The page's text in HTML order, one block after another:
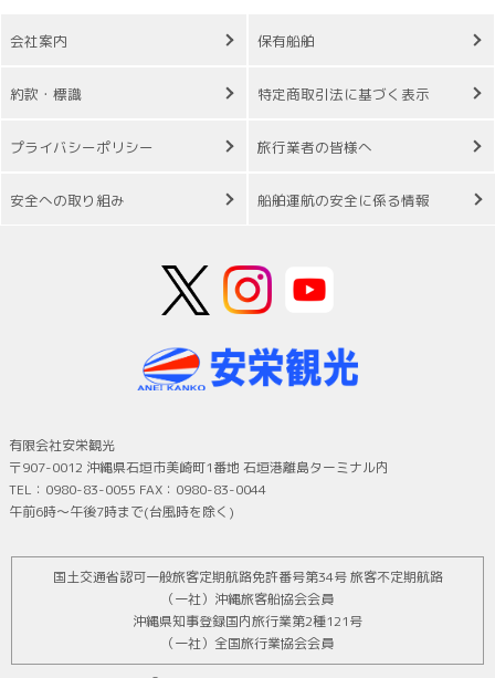
会社案内 保有船舶
約款・標識 特定商取引法に基づく表示
プライバシーポリシー 旅行業者の皆様へ
安全への取り組み 船舶運航の安全に係る情報
有限会社安栄観光
〒907-0012 沖縄県石垣市美崎町1番地 石垣港離島ターミナル内
TEL：0980-83-0055 FAX：0980-83-0044
午前6時～午後7時まで(台風時を除く)
国土交通省認可一般旅客定期航路免許番号第34号 旅客不定期航路
（一社）沖縄旅客船協会会員
沖縄県知事登録国内旅行業第2種121号
（一社）全国旅行業協会会員